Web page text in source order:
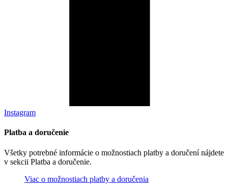
Instagram
Platba a doručenie
Všetky potrebné informácie o možnostiach platby a doručení nájdete
v sekcii Platba a doručenie.
Viac o možnostiach platby a doručenia